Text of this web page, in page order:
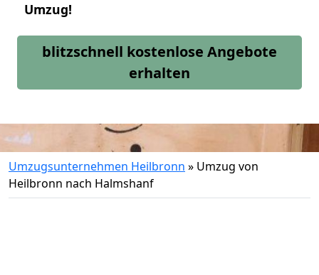
Umzug!
blitzschnell kostenlose Angebote
erhalten
Umzugsunternehmen Heilbronn » Umzug von
Heilbronn nach Halmshanf